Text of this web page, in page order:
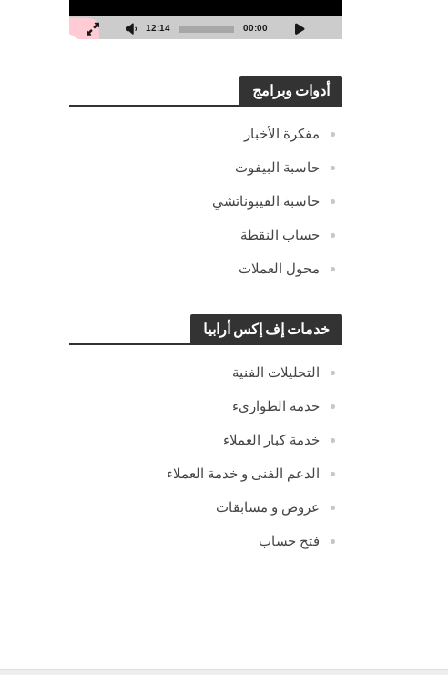
00:00
12:14
أدوات وبرامج
مفكرة الأخبار
حاسبة البيفوت
حاسبة الفيبوناتشي
حساب النقطة
محول العملات
خدمات إف إكس أرابيا
التحليلات الفنية
خدمة الطوارىء
خدمة كبار العملاء
الدعم الفنى و خدمة العملاء
عروض و مسابقات
فتح حساب